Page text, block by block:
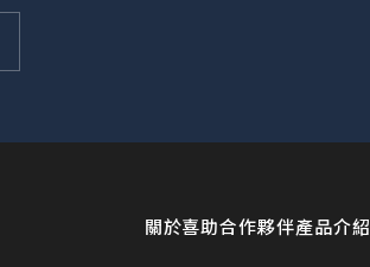
關於喜助合作夥伴產品介紹